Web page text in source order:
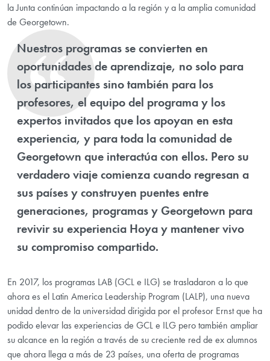
la Junta continúan impactando a la región y a la amplia comunidad
de Georgetown.
Nuestros programas se convierten en
oportunidades de aprendizaje, no solo para
los participantes sino también para los
profesores, el equipo del programa y los
expertos invitados que los apoyan en esta
experiencia, y para toda la comunidad de
Georgetown que interactúa con ellos. Pero su
verdadero viaje comienza cuando regresan a
sus países y construyen puentes entre
generaciones, programas y Georgetown para
revivir su experiencia Hoya y mantener vivo
su compromiso compartido.
En 2017, los programas LAB (GCL e ILG) se trasladaron a lo que
ahora es el Latin America Leadership Program (LALP), una nueva
unidad dentro de la universidad dirigida por el profesor Ernst que ha
podido elevar las experiencias de GCL e ILG pero también ampliar
su alcance en la región a través de su creciente red de ex alumnos
que ahora llega a más de 23 países, una oferta de programas